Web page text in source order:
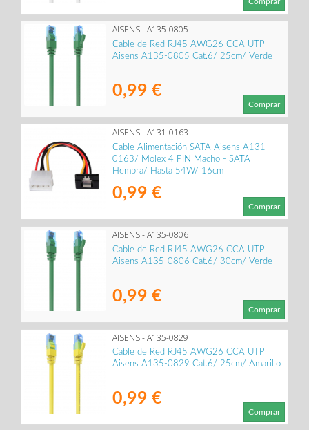
Comprar
AISENS - A135-0805
Cable de Red RJ45 AWG26 CCA UTP
Aisens A135-0805 Cat.6/ 25cm/ Verde
0,99 €
Comprar
AISENS - A131-0163
Cable Alimentación SATA Aisens A131-
0163/ Molex 4 PIN Macho - SATA
Hembra/ Hasta 54W/ 16cm
0,99 €
Comprar
AISENS - A135-0806
Cable de Red RJ45 AWG26 CCA UTP
Aisens A135-0806 Cat.6/ 30cm/ Verde
0,99 €
Comprar
AISENS - A135-0829
Cable de Red RJ45 AWG26 CCA UTP
Aisens A135-0829 Cat.6/ 25cm/ Amarillo
0,99 €
Comprar